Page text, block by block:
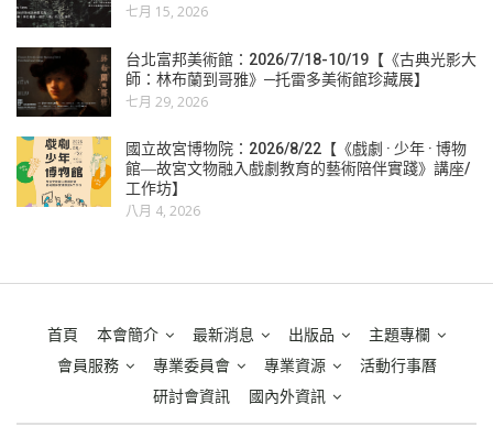
七月 15, 2026
台北富邦美術館：2026/7/18-10/19【《古典光影大
師：林布蘭到哥雅》─托雷多美術館珍藏展】
七月 29, 2026
國立故宮博物院：2026/8/22【《戲劇 · 少年 · 博物
館―故宮文物融入戲劇教育的藝術陪伴實踐》講座/
工作坊】
八月 4, 2026
首頁 本會簡介 最新消息 出版品
主題專欄
會員服務
專業委員會 專業資源
活動行事曆
研討會資訊
國內外資訊